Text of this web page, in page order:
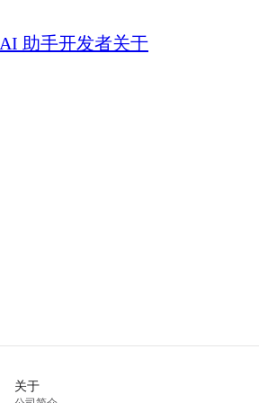
AI 助手开发者关于
关于